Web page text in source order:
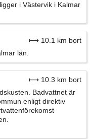
i Västervik i Kalmar
⟼ 10.1 km bort
län.
⟼ 10.3 km bort
Badvattnet är
enligt direktiv